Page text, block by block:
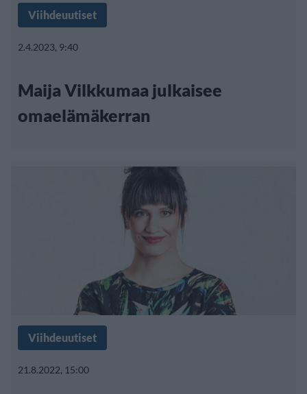
Viihdeuutiset
2.4.2023, 9:40
Maija Vilkkumaa julkaisee
omaelämäkerran
Viihdeuutiset
21.8.2022, 15:00